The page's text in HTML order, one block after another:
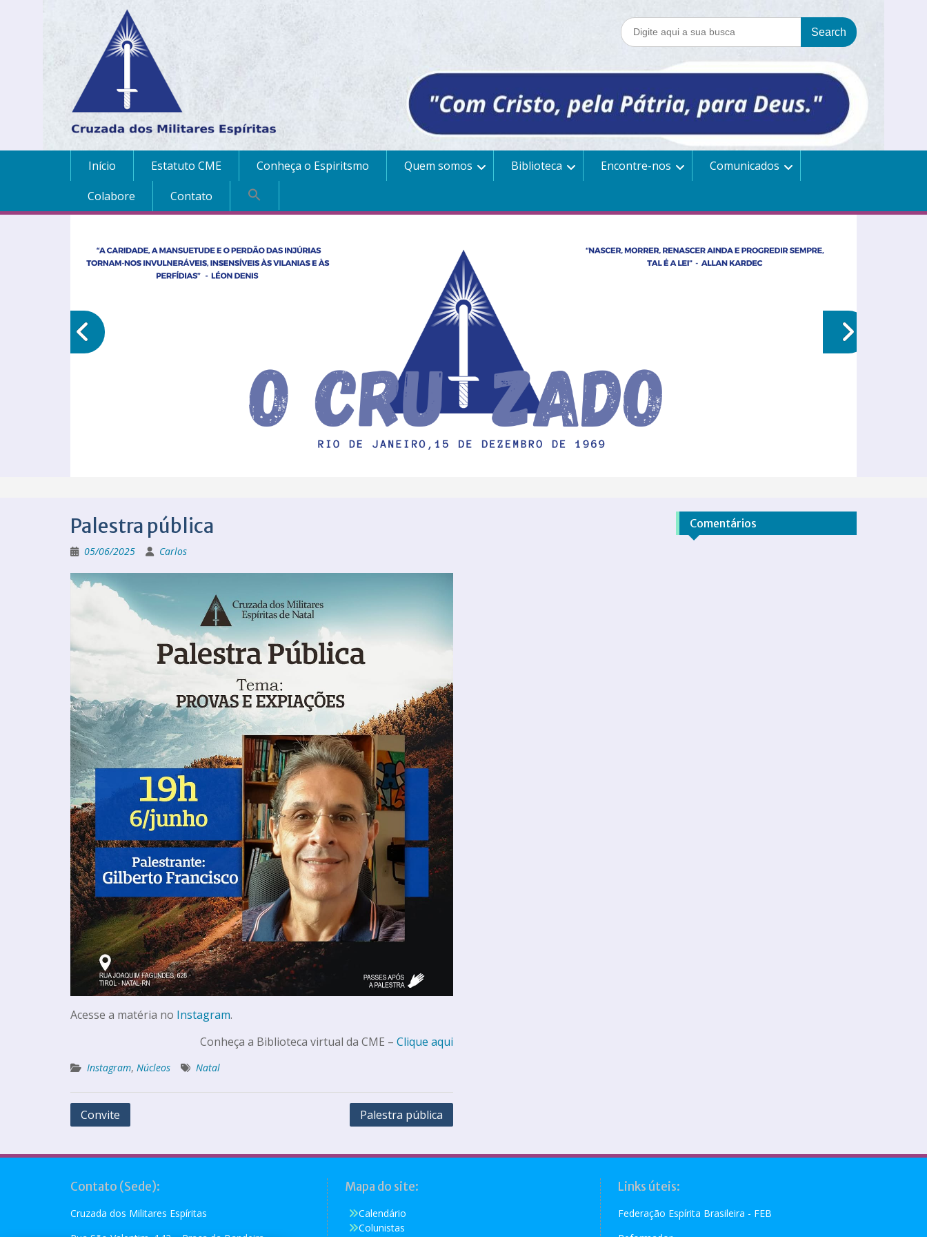
Início Estatuto CME Conheça o Espiritsmo Quem somos Biblioteca Encontre-nos
Comunicados
Colabore
Contato
Palestra pública
05/06/2025 Carlos
Acesse a matéria no Instagram.
Conheça a Biblioteca virtual da CME – Clique aqui
Instagram, Núcleos Natal
Convite Palestra pública
Comentários
Contato (Sede):
Cruzada dos Militares Espíritas
Mapa do site:
Calendário
Colunistas
Links úteis:
Federação Espírita Brasileira - FEB